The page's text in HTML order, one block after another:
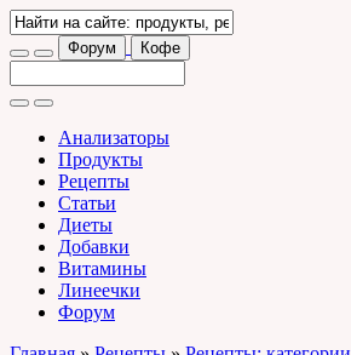
Форум Кофе
Анализаторы
Продукты
Рецепты
Статьи
Диеты
Добавки
Витамины
Линеечки
Форум